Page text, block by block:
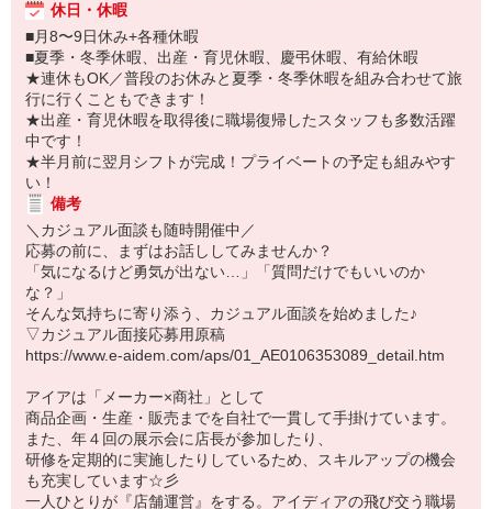
休日・休暇
■月8〜9日休み+各種休暇
■夏季・冬季休暇、出産・育児休暇、慶弔休暇、有給休暇
★連休もOK／普段のお休みと夏季・冬季休暇を組み合わせて旅
行に行くこともできます！
★出産・育児休暇を取得後に職場復帰したスタッフも多数活躍
中です！
★半月前に翌月シフトが完成！プライベートの予定も組みやす
い！
備考
＼カジュアル面談も随時開催中／
応募の前に、まずはお話ししてみませんか？
「気になるけど勇気が出ない…」「質問だけでもいいのか
な？」
そんな気持ちに寄り添う、カジュアル面談を始めました♪
▽カジュアル面接応募用原稿
https://www.e-aidem.com/aps/01_AE0106353089_detail.htm
アイアは「メーカー×商社」として
商品企画・生産・販売までを自社で一貫して手掛けています。
また、年４回の展示会に店長が参加したり、
研修を定期的に実施したりしているため、スキルアップの機会
も充実しています☆彡
一人ひとりが『店舗運営』をする。アイディアの飛び交う職場